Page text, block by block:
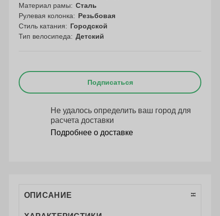
Материал рамы
Сталь
Рулевая колонка
Резьбовая
Стиль катания
Городской
Тип велосипеда
Детский
Подписаться
Не удалось определить ваш город для
расчета доставки
Подробнее о доставке
ОПИСАНИЕ